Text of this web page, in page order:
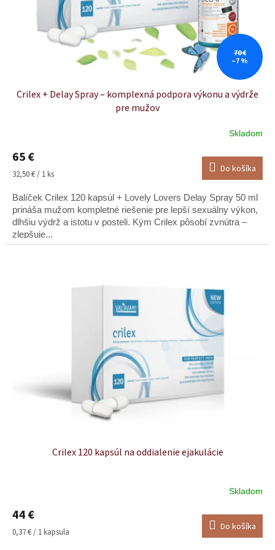
70 €
–7 %
Crilex + Delay Spray – komplexná podpora výkonu a výdrže
pre mužov
Skladom
65 €
Jednotková
32,50 € / 1 ks Do košíka
Balíček Crilex 120 kapsúl + Lovely Lovers Delay Spray 50 ml
prináša mužom kompletné riešenie pre lepší sexuálny výkon,
dlhšiu výdrž a istotu v posteli. Kým Crilex pôsobí zvnútra –
zlepšuje...
Crilex 120 kapsúl na oddialenie ejakulácie
produktu
je
5,0
Skladom
44 €
Jednotková
0,37 € / 1 kapsula Do košíka